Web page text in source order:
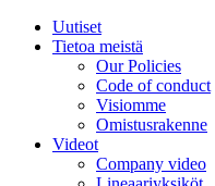
Uutiset
Tietoa meistä
Our Policies
Code of conduct
Visiomme
Omistusrakenne
Videot
Company video